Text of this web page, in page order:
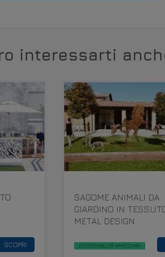
interessarti
SCOPRI
SAGOME ANIMALI DA
GIARDINO IN
METAL DESIGN
DISPONIBILITÀ IMMEDIATA